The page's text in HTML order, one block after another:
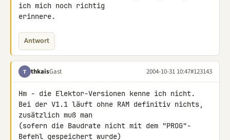
ich mich noch richtig
erinnere.
Antwort
T thkaisGast 2004-10-31 10:47#123143
Hm - die Elektor-Versionen kenne ich nicht.
Bei der V1.1 läuft ohne RAM definitiv nichts,
zusätzlich muß man
(sofern die Baudrate nicht mit dem "PROG"-
Befehl gespeichert wurde)